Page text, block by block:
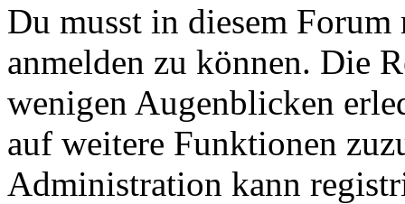
Du musst in diesem
anmelden zu können. Die
wenigen Augenblicken
auf weitere Funktionen
Administration kann